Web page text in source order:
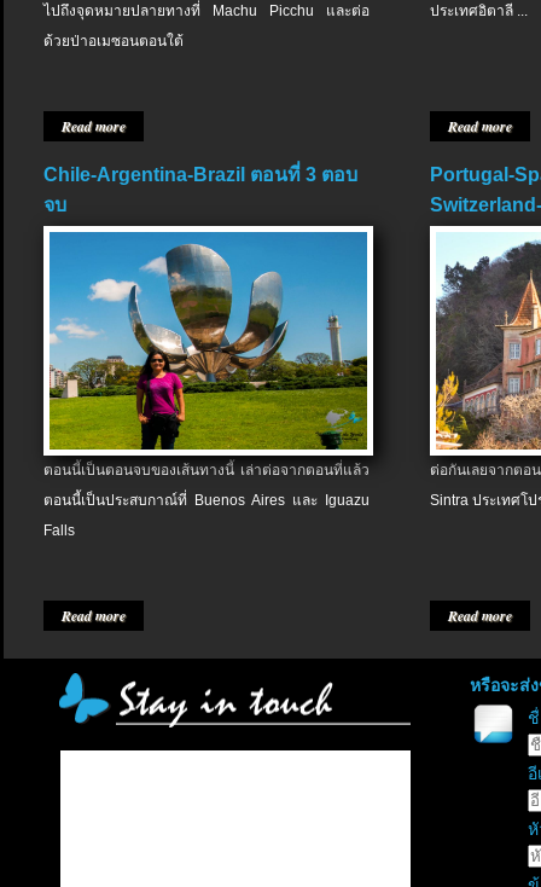
ไปถึงจุดหมายปลายทางที่ Machu Picchu และต่อ
ด้วยป่าอเมซอนตอนใต้
Read more
ประเทศอิตาลี ...
Read more
Chile-Argentina-Brazil ตอนที่ 3 ตอบ
จบ
ตอนนี้เป็นตอนจบของเส้นทางนี้ เล่าต่อจากตอนที่แล้ว
ตอนนี้เป็นประสบกาณ์ที่ Buenos Aires และ Iguazu
Falls
Read more
Portugal-
ต่อกันเลยจากต
Sintra ประเทศโป
Read more
หรือจะส่
อี
หั